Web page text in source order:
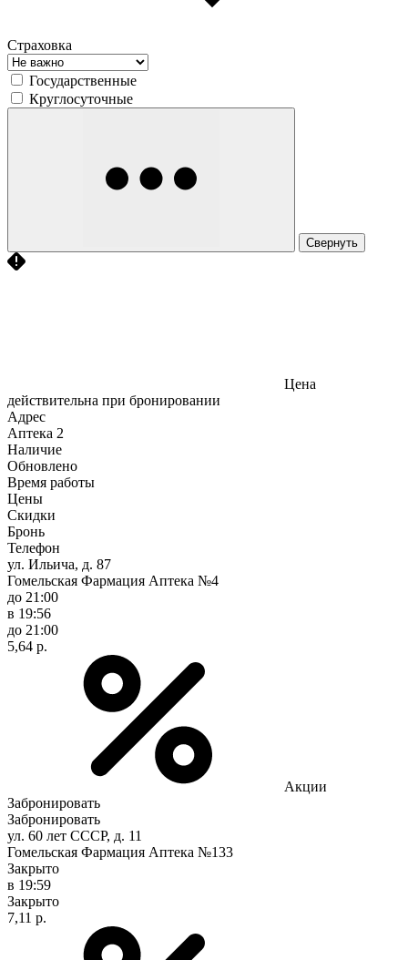
Страховка
Государственные
Круглосуточные
Свернуть
Цена
действительна при бронировании
Адрес
Аптека 2
Наличие
Обновлено
Время работы
Цены
Скидки
Бронь
Телефон
ул. Ильича, д. 87
Гомельская Фармация Аптека №4
до 21:00
в 19:56
до 21:00
5,64 р.
Акции
Забронировать
Забронировать
ул. 60 лет СССР, д. 11
Гомельская Фармация Аптека №133
Закрыто
в 19:59
Закрыто
7,11 р.